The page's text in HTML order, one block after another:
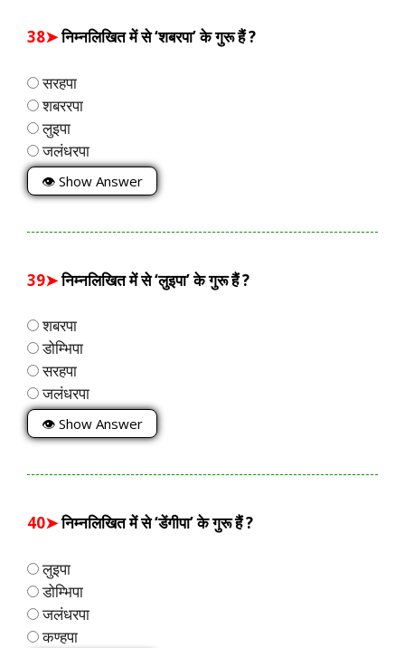
38➤निम्नलिखित में से ‘शबरपा’ के गुरू हैं ?
सरहपा
शबररपा
लुइपा
जलंधरपा
👁 Show Answer
39➤निम्नलिखित में से ‘लुइपा’ के गुरू हैं ?
शबरपा
डोम्भिपा
सरहपा
जलंधरपा
👁 Show Answer
40➤निम्नलिखित में से ‘डेंगीपा’ के गुरू हैं ?
लुइपा
डोम्भिपा
जलंधरपा
कण्हपा